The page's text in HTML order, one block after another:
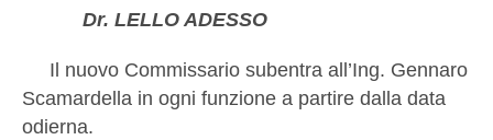
Dr. LELLO ADESSO
Il nuovo Commissario subentra all’Ing. Gennaro
Scamardella in ogni funzione a partire dalla data
odierna.